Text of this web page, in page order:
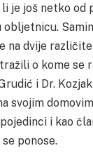
je još netko od
na dvije
o kome se
i Dr.
svojim
i kao
ponose.